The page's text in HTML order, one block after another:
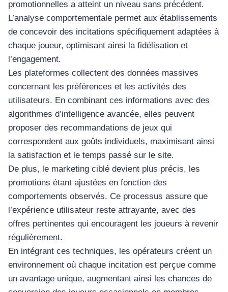
อุปกรณ์เพื่อความบันเทิง
อุปกรณ์เพื่อความบันเทิง
หูฟัง
โทรทัศน์
promotionnelles a atteint un niveau sans précédent.
L’analyse comportementale permet aux établissements
de concevoir des incitations spécifiquement adaptées à
chaque joueur, optimisant ainsi la fidélisation et
l’engagement.
Les plateformes collectent des données massives
concernant les préférences et les activités des
utilisateurs. En combinant ces informations avec des
algorithmes d’intelligence avancée, elles peuvent
proposer des recommandations de jeux qui
correspondent aux goûts individuels, maximisant ainsi
la satisfaction et le temps passé sur le site.
De plus, le marketing ciblé devient plus précis, les
promotions étant ajustées en fonction des
comportements observés. Ce processus assure que
l’expérience utilisateur reste attrayante, avec des
offres pertinentes qui encouragent les joueurs à revenir
régulièrement.
En intégrant ces techniques, les opérateurs créent un
environnement où chaque incitation est perçue comme
un avantage unique, augmentant ainsi les chances de